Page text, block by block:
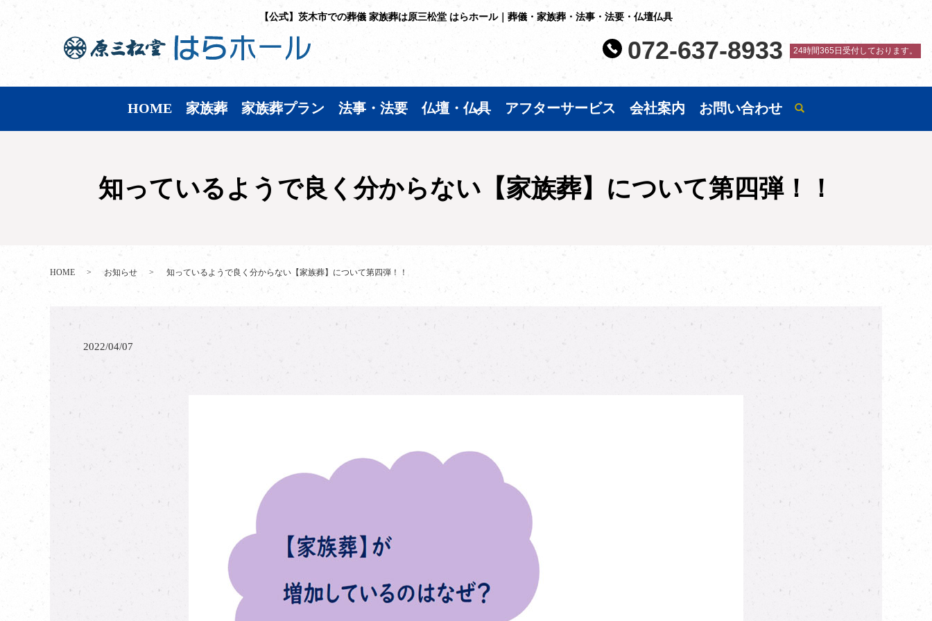
【公式】茨木市での葬儀 家族葬は原三松堂 はらホール｜葬儀・家族葬・法事・法要・仏壇仏具
072-637-8933 24時間365日受付しております。
HOME 家族葬 家族葬プラン 法事・法要 仏壇・仏具 アフターサービス 会社案内 お問い合わせ
知っているようで良く分からない【家族葬】について第四弾！！
HOME お知らせ 知っているようで良く分からない【家族葬】について第四弾！！
2022/04/07